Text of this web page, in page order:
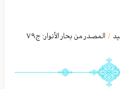
/ المصدر من بحار الأنوار: ج٧٩